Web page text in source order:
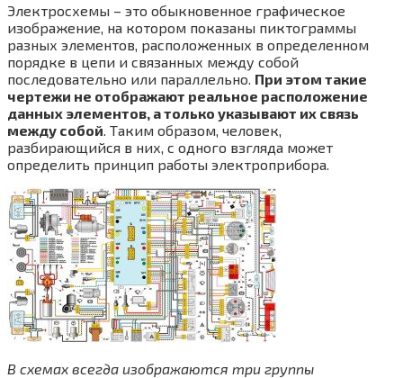
Электросхемы – это обыкновенное графическое
изображение, на котором показаны пиктограммы
разных элементов, расположенных в определенном
порядке в цепи и связанных между собой
последовательно или параллельно. При этом такие
чертежи не отображают реальное расположение
данных элементов, а только указывают их связь
между собой . Таким образом, человек,
разбирающийся в них, с одного взгляда может
определить принцип работы электроприбора.
В схемах всегда изображаются три группы